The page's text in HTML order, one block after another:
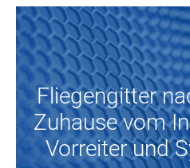
Fliegengitter
Zuhause vom
Vorreiter und